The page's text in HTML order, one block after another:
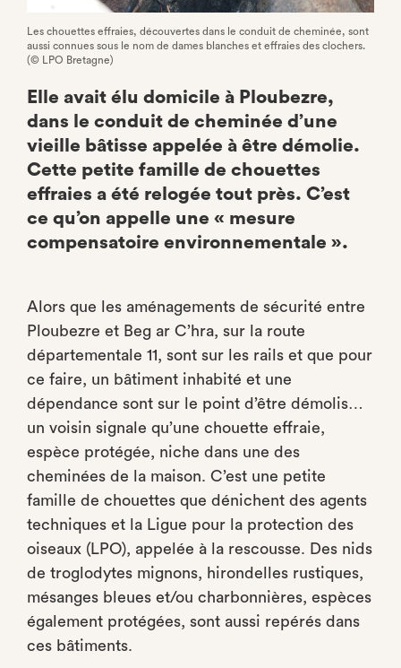
Les chouettes effraies, découvertes dans le conduit de cheminée, sont
aussi connues sous le nom de dames blanches et effraies des clochers.
(© LPO Bretagne)
Elle avait élu domicile à Ploubezre,
dans le conduit de cheminée d’une
vieille bâtisse appelée à être démolie.
Cette petite famille de chouettes
effraies a été relogée tout près. C’est
ce qu’on appelle une « mesure
compensatoire environnementale ».
Alors que les aménagements de sécurité entre
Ploubezre et Beg ar C’hra, sur la route
départementale 11, sont sur les rails et que pour
ce faire, un bâtiment inhabité et une
dépendance sont sur le point d’être démolis…
un voisin signale qu’une chouette effraie,
espèce protégée, niche dans une des
cheminées de la maison. C’est une petite
famille de chouettes que dénichent des agents
techniques et la Ligue pour la protection des
oiseaux (LPO), appelée à la rescousse. Des nids
de troglodytes mignons, hirondelles rustiques,
mésanges bleues et/ou charbonnières, espèces
également protégées, sont aussi repérés dans
ces bâtiments.